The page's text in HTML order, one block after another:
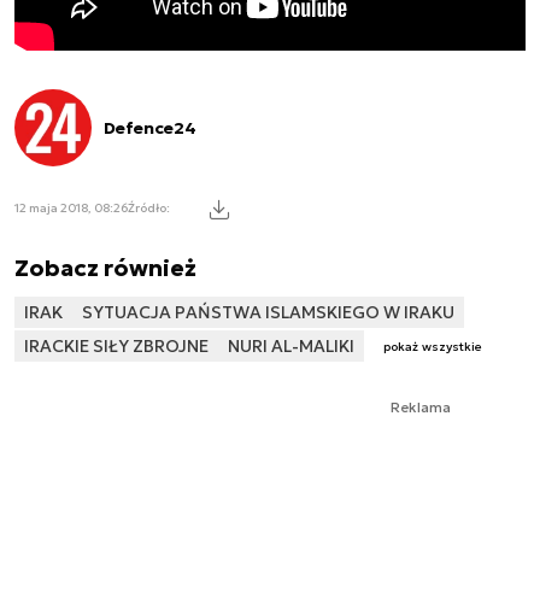
Defence24
12 maja 2018, 08:26Źródło:
Zobacz również
IRAK
SYTUACJA PAŃSTWA ISLAMSKIEGO W IRAKU
IRACKIE SIŁY ZBROJNE
NURI AL-MALIKI pokaż wszystkie
Reklama